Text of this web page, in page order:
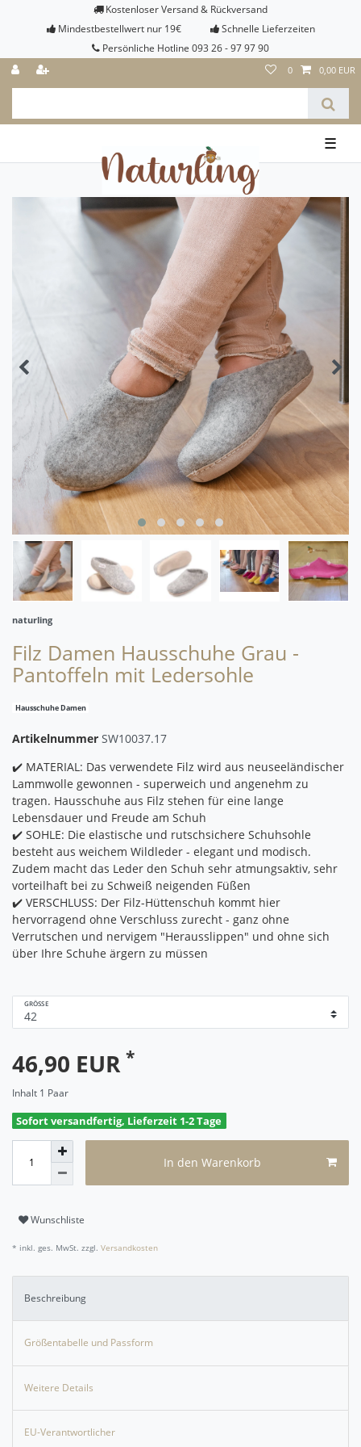
Kostenloser Versand & Rückversand
Mindestbestellwert nur 19€
Schnelle Lieferzeiten
Persönliche Hotline 093 26 - 97 97 90
0 0,00 EUR
☰
naturling
Filz Damen Hausschuhe Grau -
Pantoffeln mit Ledersohle
Hausschuhe Damen
Artikelnummer SW10037.17
✔️ MATERIAL: Das verwendete Filz wird aus neuseeländischer
Lammwolle gewonnen - superweich und angenehm zu
tragen. Hausschuhe aus Filz stehen für eine lange
Lebensdauer und Freude am Schuh
✔️ SOHLE: Die elastische und rutschsichere Schuhsohle
besteht aus weichem Wildleder - elegant und modisch.
Zudem macht das Leder den Schuh sehr atmungsaktiv, sehr
vorteilhaft bei zu Schweiß neigenden Füßen
✔️ VERSCHLUSS: Der Filz-Hüttenschuh kommt hier
hervorragend ohne Verschluss zurecht - ganz ohne
Verrutschen und nervigem "Herausslippen" und ohne sich
über Ihre Schuhe ärgern zu müssen
GRÖSSE
46,90 EUR *
Inhalt 1 Paar
Sofort versandfertig, Lieferzeit 1-2 Tage
In den Warenkorb
Wunschliste
* inkl. ges. MwSt. zzgl. Versandkosten
Beschreibung
Größentabelle und Passform
Weitere Details
EU-Verantwortlicher